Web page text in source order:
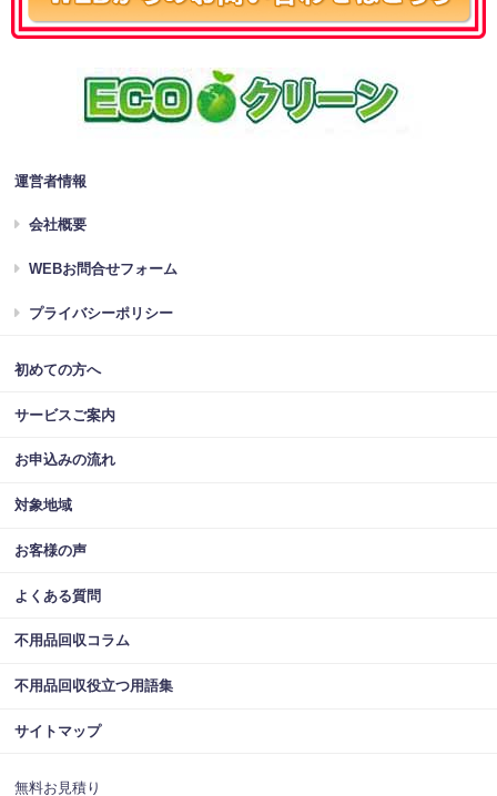
運営者情報
会社概要
WEBお問合せフォーム
プライバシーポリシー
初めての方へ
サービスご案内
お申込みの流れ
対象地域
お客様の声
よくある質問
不用品回収コラム
不用品回収役立つ用語集
サイトマップ
無料お見積り